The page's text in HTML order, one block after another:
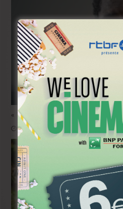
« Temps mort », permis de vivre
janvier 18, 2023